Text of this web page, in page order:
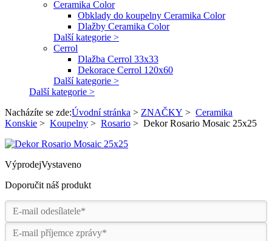
Ceramika Color
Obklady do koupelny Ceramika Color
Dlažby Ceramika Color
Další kategorie >
Cerrol
Dlažba Cerrol 33x33
Dekorace Cerrol 120x60
Další kategorie >
Další kategorie >
Nacházíte se zde:Úvodní stránka > ZNAČKY > Ceramika
Konskie > Koupelny > Rosario > Dekor Rosario Mosaic 25x25
VýprodejVystaveno
Doporučit náš produkt